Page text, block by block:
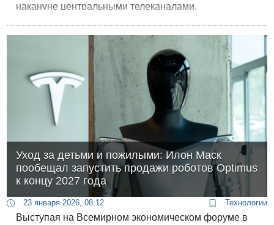
накануне центральными телеканалами.
ничему не верить: "даже если будет видео или фото
- все это фабрикация".
Уход за детьми и пожилыми: Илон Маск
пообещал запустить продажи роботов Optimus
к концу 2027 года
23 января 2026, 08:12 Технологии
Выступая на Всемирном экономическом форуме в